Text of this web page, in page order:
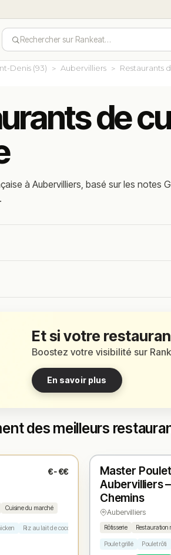
Rechercher sur Rankeat…
Denis (93) Aubervilliers Restaurants
de
à Aubervilliers, basé sur les notes
Et si votre
Boostez votre visibilité sur
En savoir plus
des meilleurs
€-€€
Cuisine du marché
Riz au lait de coco Carrot cake Plat du jour
★ N° 2
Master
Aubervilliers
Chemins
Aubervilliers
Rôtisserie Restauration
Poulet grillé Poulet rôti